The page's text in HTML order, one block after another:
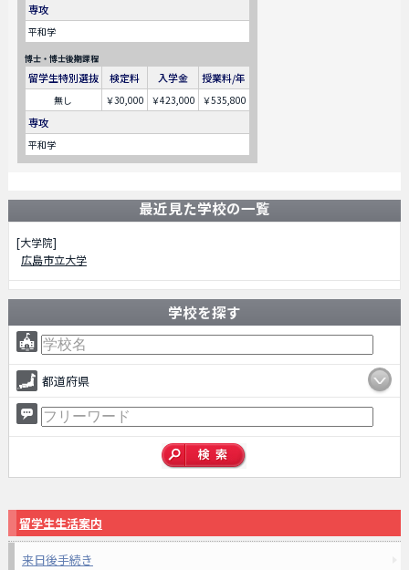
専攻
平和学
博士・博士後期課程
留学生特別選抜 検定料 入学金 授業料/年
無し ￥30,000 ￥423,000 ￥535,800
専攻
平和学
最近見た学校の一覧
[大学院]
広島市立大学
学校を探す
都道府県
留学生生活案内
来日後手続き